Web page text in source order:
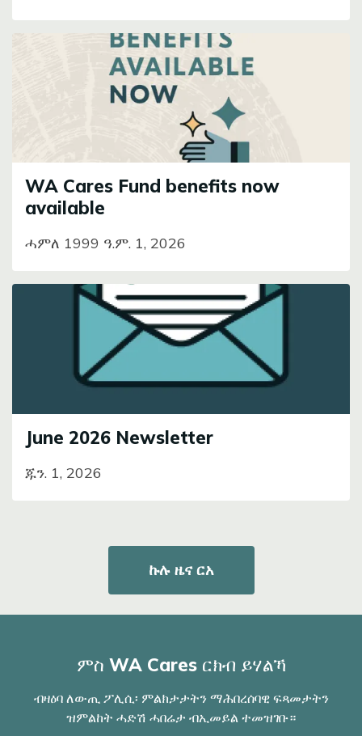
WA Cares Fund benefits now
available
ሓምለ 1999 ዓ.ም. 1, 2026
June 2026 Newsletter
ጁን. 1, 2026
ኩሉ ዜና ርአ
ምስ WA Cares ርክብ ይሃልኻ
ብዛዕባ ለውጢ ፖሊሲ፡ ምልክታታትን ማሕበረሰባዊ ፍጻመታትን
ዝምልከት ሓድሽ ሓበሬታ ብኢመይል ተመዝገቡ።